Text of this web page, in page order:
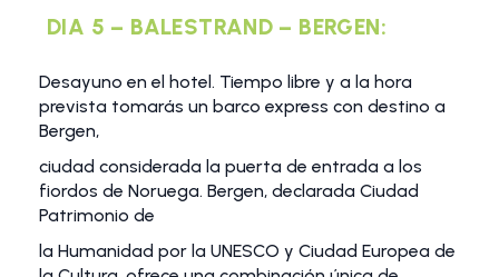
DIA 5 – BALESTRAND – BERGEN:
Desayuno en el hotel. Tiempo libre y a la hora
prevista tomarás un barco express con destino a
Bergen,
ciudad considerada la puerta de entrada a los
fiordos de Noruega. Bergen, declarada Ciudad
Patrimonio de
la Humanidad por la UNESCO y Ciudad Europea de